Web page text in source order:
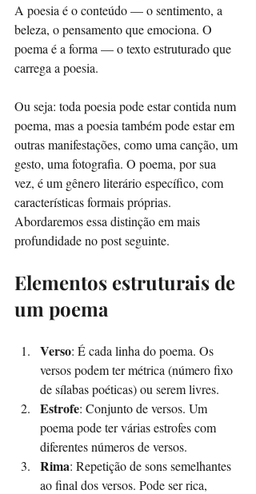
A poesia é o conteúdo — o sentimento, a
beleza, o pensamento que emociona. O
poema é a forma — o texto estruturado que
carrega a poesia.
Ou seja: toda poesia pode estar contida num
poema, mas a poesia também pode estar em
outras manifestações, como uma canção, um
gesto, uma fotografia. O poema, por sua
vez, é um gênero literário específico, com
características formais próprias.
Abordaremos essa distinção em mais
profundidade no post seguinte.
Elementos estruturais de
um poema
Verso: É cada linha do poema. Os
versos podem ter métrica (número fixo
de sílabas poéticas) ou serem livres.
Estrofe: Conjunto de versos. Um
poema pode ter várias estrofes com
diferentes números de versos.
Rima: Repetição de sons semelhantes
ao final dos versos. Pode ser rica,